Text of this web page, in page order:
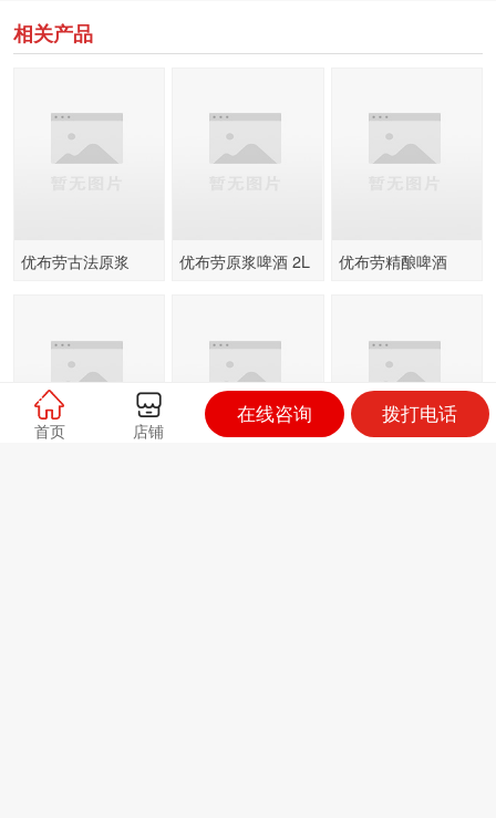
相关产品
优布劳古法原浆
优布劳原浆啤酒 2L
优布劳精酿啤酒
首页 店铺
在线咨询 拨打电话